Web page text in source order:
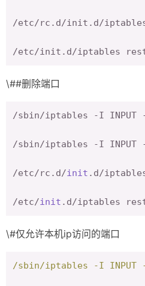
/etc/rc.d/init.d/iptables
\##删除端口
/sbin/iptables -I INPUT
/sbin/iptables -I INPUT
/etc/rc.d/init .d/
/etc/init
\#仅允许本机ip访问的端口
/sbin/iptables -I INPUT